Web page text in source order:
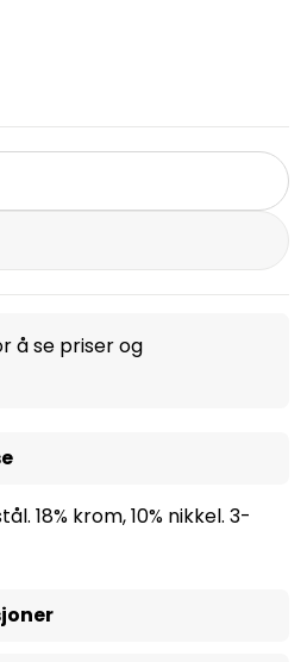
å se priser og
18% krom, 10% nikkel. 3-